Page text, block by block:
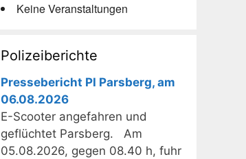
Keine Veranstaltungen
Polizeiberichte
Pressebericht PI Parsberg, am
06.08.2026
E-Scooter angefahren und
geflüchtet Parsberg. Am
05.08.2026, gegen 08.40 h, fuhr